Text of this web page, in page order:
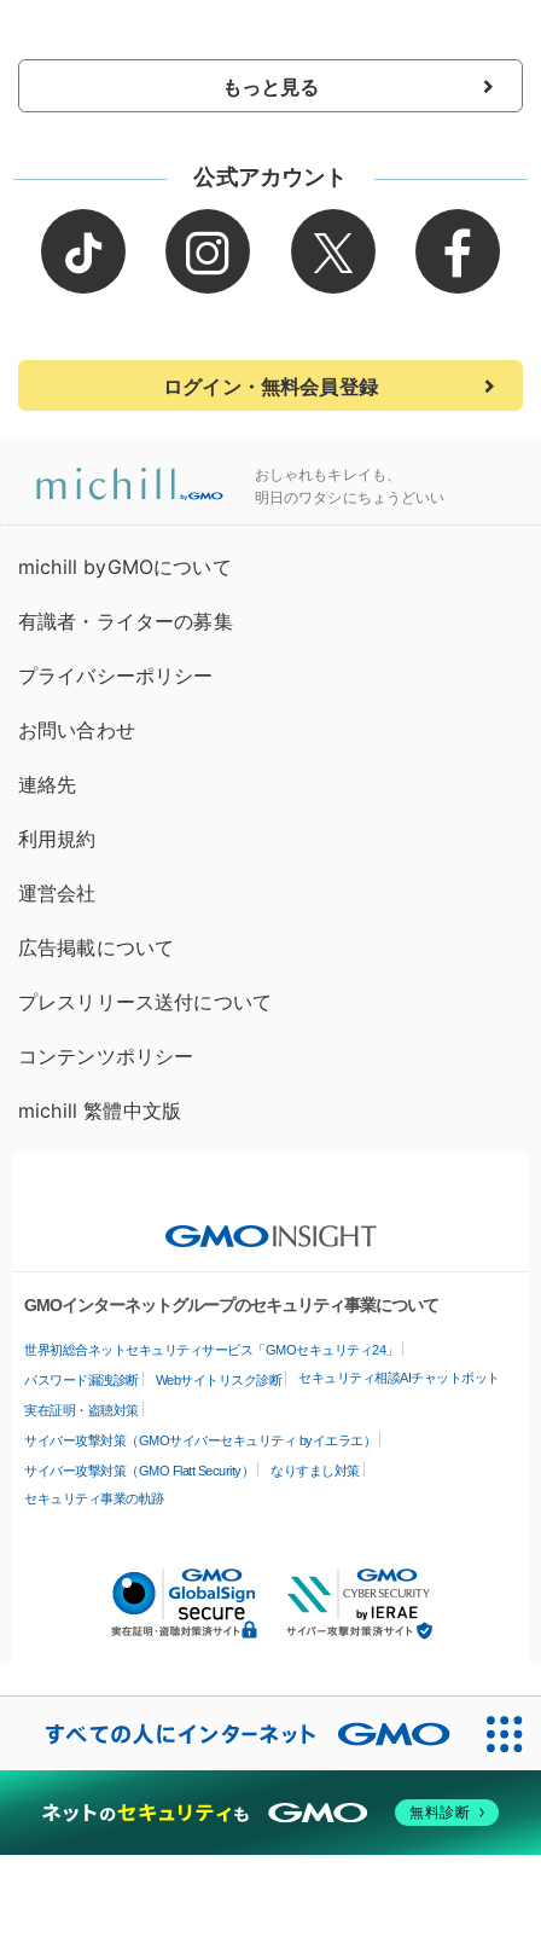
もっと見る
公式アカウント
ログイン・無料会員登録
おしゃれもキレイも、
明日のワタシにちょうどいい
michill byGMOについて
有識者・ライターの募集
プライバシーポリシー
お問い合わせ
連絡先
利用規約
運営会社
広告掲載について
プレスリリース送付について
コンテンツポリシー
michill 繁體中文版
GMOインターネットグループのセキュリティ事業について
世界初総合ネットセキュリティサービス「GMOセキュリティ24」
パスワード漏洩診断 Webサイトリスク診断 セキュリティ相談AIチャットボット
実在証明・盗聴対策
サイバー攻撃対策（GMOサイバーセキュリティ byイエラエ）
サイバー攻撃対策（GMO Flatt Security）
なりすまし対策
セキュリティ事業の軌跡
無料診断